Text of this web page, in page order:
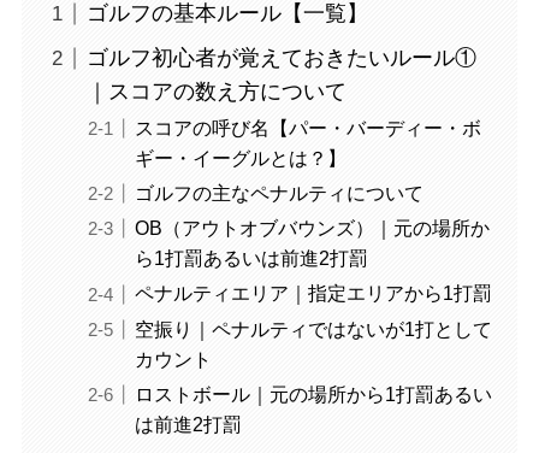
ゴルフの基本ルール【一覧】
ゴルフ初心者が覚えておきたいルール①
｜スコアの数え方について
スコアの呼び名【パー・バーディー・ボ
ギー・イーグルとは？】
ゴルフの主なペナルティについて
OB（アウトオブバウンズ）｜元の場所か
ら1打罰あるいは前進2打罰
ペナルティエリア｜指定エリアから1打罰
空振り｜ペナルティではないが1打として
カウント
ロストボール｜元の場所から1打罰あるい
は前進2打罰